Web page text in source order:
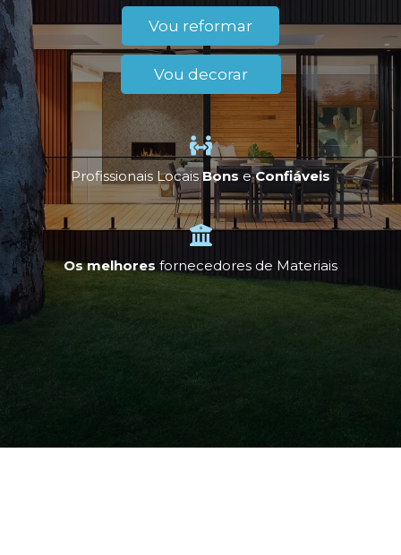
Vou reformar
Vou decorar
Profissionais LocaisBons eConfiáveis
Os melhores fornecedores de Materiais